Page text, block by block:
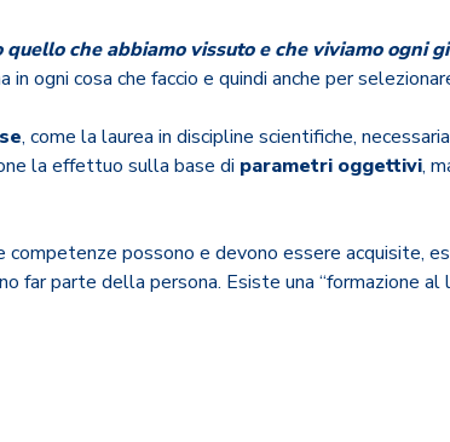
quello che abbiamo vissuto e che viviamo ogni
in ogni cosa che faccio e quindi anche per
, come la laurea in discipline scientifiche,
la effettuo sulla base di parametri oggettivi,
competenze possono e devono essere acquisite,
far parte della persona. Esiste una “formazione al